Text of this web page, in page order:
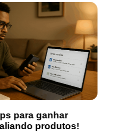
para ganhar
produtos!